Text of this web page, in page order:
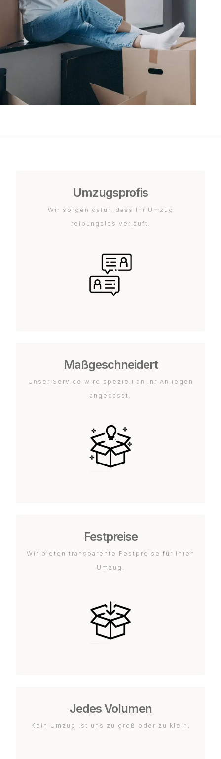
Umzugsprofis
Wir sorgen dafür, dass Ihr Umzug
reibungslos verläuft.
Maßgeschneidert
Unser Service wird speziell an Ihr Anliegen
angepasst.
Festpreise
Wir bieten transparente Festpreise für Ihren
Umzug.
Jedes Volumen
Kein Umzug ist uns zu groß oder zu klein.